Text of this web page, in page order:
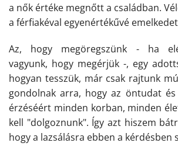
a nők értéke megnőtt a családban.
a férfiakéval egyenértékűvé
Az, hogy megöregszünk - ha
vagyunk, hogy megérjük -, egy
hogyan tesszük, már csak rajtunk
gondolnak arra, hogy az öntudat
érzéséért minden korban, minden
kell "dolgoznunk". Így azt hiszem
hogy a lazsálásra ebben a kérdésben